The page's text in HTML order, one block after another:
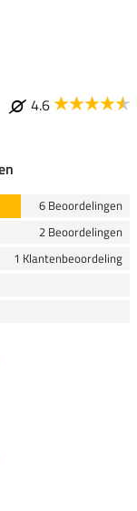
4.6
6 Beoordelingen
2 Beoordelingen
1 Klantenbeoordeling